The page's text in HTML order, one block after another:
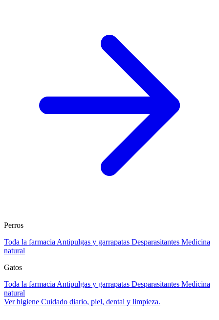
Perros
Toda la farmacia Antipulgas y garrapatas Desparasitantes Medicina
natural
Gatos
Toda la farmacia Antipulgas y garrapatas Desparasitantes Medicina
natural
Ver higiene Cuidado diario, piel, dental y limpieza.